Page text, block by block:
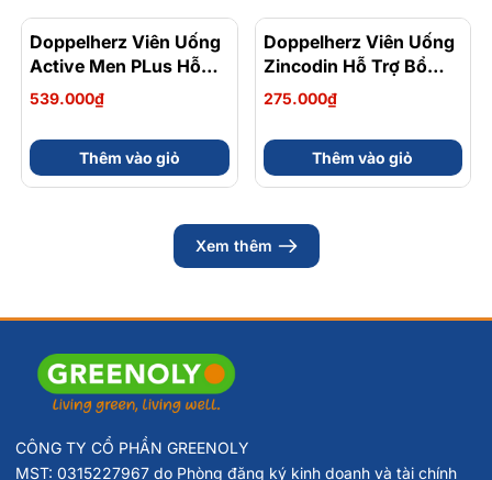
Doppelherz Viên Uống
Active Men PLus Hỗ
Trợ Tăng Cường Sức
Khỏe Sinh Lý Nam Hộp
30 Viên
539.000₫
Thêm vào giỏ
Doppelherz Viên Uống
Zincodin Hỗ Trợ Bổ
Sung Kẽm, Tăng
Cường Sức Đề Kháng
Hộp 30 Viên
275.000₫
Thêm vào giỏ
Xem thêm
CÔNG TY CỔ PHẦN GREENOLY
MST: 0315227967 do Phòng đăng ký kinh doanh và tài chính